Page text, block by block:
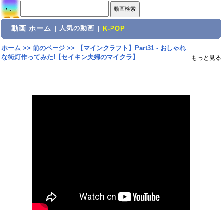
動画 ホーム 人気の動画 K-POP
ホーム>> 前のページ>>
【マインクラフト】Part31 - おしゃれ
な街灯作ってみた!【セイキン夫婦のマイクラ】
もっと見る